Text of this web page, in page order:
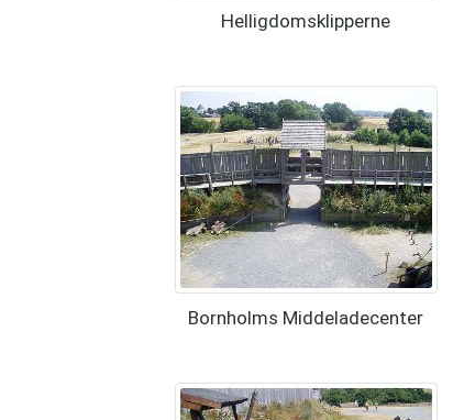
Helligdomsklipperne
Bornholms Middeladecenter